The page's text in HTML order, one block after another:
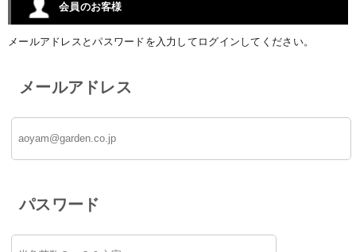
会員のお客様
メールアドレスとパスワードを入力してログインしてください。
メールアドレス
パスワード